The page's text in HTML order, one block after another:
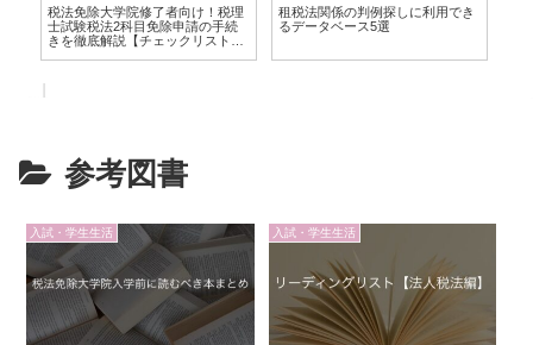
税法免除大学院修了者向け！税理
士試験税法2科目免除申請の手続
きを徹底解説【チェックリスト付
租税法関係の判例探しに利用でき
るデータベース5選
参考図書
入試・学生生活 入試・学生生活